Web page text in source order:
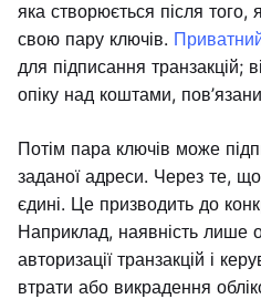
яка створюється після
свою пару ключів.
для підписання транзакцій;
опіку над коштами,
Потім пара ключів може
заданої адреси. Через те,
єдині. Це призводить до
Наприклад, наявність лише
авторизації транзакцій і
втрати або викрадення